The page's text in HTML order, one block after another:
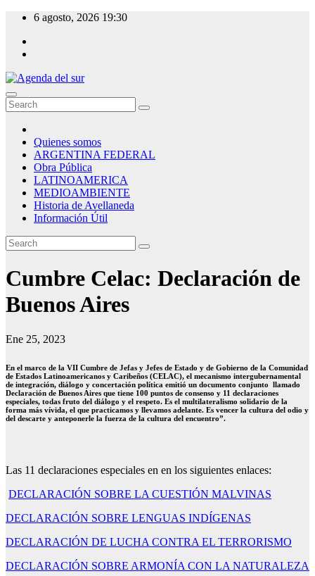
Skip
content
6 agosto, 2026 19:30
Agenda del sur
Quienes somos
ARGENTINA FEDERAL
Obra Pública
LATINOAMERICA
MEDIOAMBIENTE
Historia de Avellaneda
Información Útil
Cumbre Celac: Declaración de
Buenos Aires
Ene 25, 2023
En el marco de la VII Cumbre de Jefas y Jefes de Estado y de Gobierno de la Comunidad
de Estados Latinoamericanos y Caribeños (CELAC), el mecanismo intergubernamental
de integración, diálogo y concertación política emitió un documento conjunto llamado
Declaración de Buenos Aires que tiene 100 puntos de consenso y 11 declaraciones
especiales, todas fruto del diálogo y el respeto. Es el multilateralismo solidario de la
forma más vívida, el que practicamos y llevamos adelante. Es vencer la cultura del odio y
del descarte y anteponerle la fuerza de la cultura del encuentro”.
Las 11 declaraciones especiales en en los siguientes enlaces:
DECLARACIÓN SOBRE LA CUESTIÓN MALVINAS
DECLARACIÓN SOBRE LENGUAS INDÍGENAS
DECLARACIÓN DE LUCHA CONTRA EL TERRORISMO
DECLARACIÓN SOBRE ARMONÍA CON LA NATURALEZA